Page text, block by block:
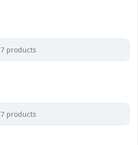
7 products
7 products